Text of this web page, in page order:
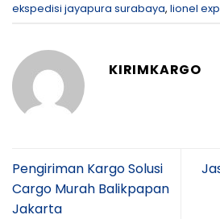
ekspedisi jayapura surabaya, lionel
KIRIMKARGO
Pengiriman Kargo Solusi
Cargo Murah Balikpapan
Jakarta